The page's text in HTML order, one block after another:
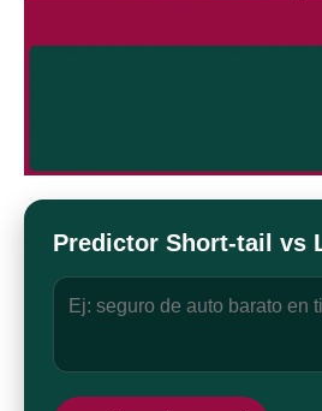
Predictor Short-tail vs